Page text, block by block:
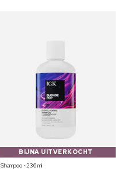
BIJNA UITVERKOCHT
Shampoo ⋅ 236 ml